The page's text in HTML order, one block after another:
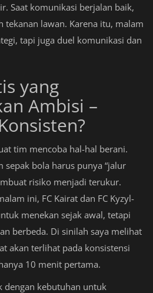
Saat komunikasi berjalan baik,
tekanan lawan. Karena itu, malam
tapi juga duel komunikasi dan
yang
Ambisi –
tim mencoba hal-hal berani.
sepak bola harus punya “jalur
risiko menjadi terukur.
ini, FC Kairat dan FC Kyzyl-
menekan sejak awal, tetapi
berbeda. Di sinilah saya melihat
akan terlihat pada konsistensi
10 menit pertama.
dengan kebutuhan untuk